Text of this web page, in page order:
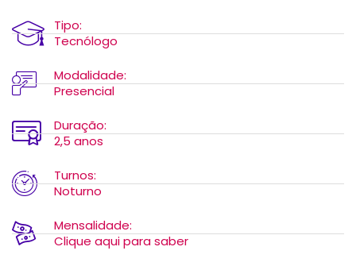
Tipo:
Tecnólogo
Modalidade:
Presencial
Duração:
2,5 anos
Turnos:
Noturno
Mensalidade:
Clique aqui para saber